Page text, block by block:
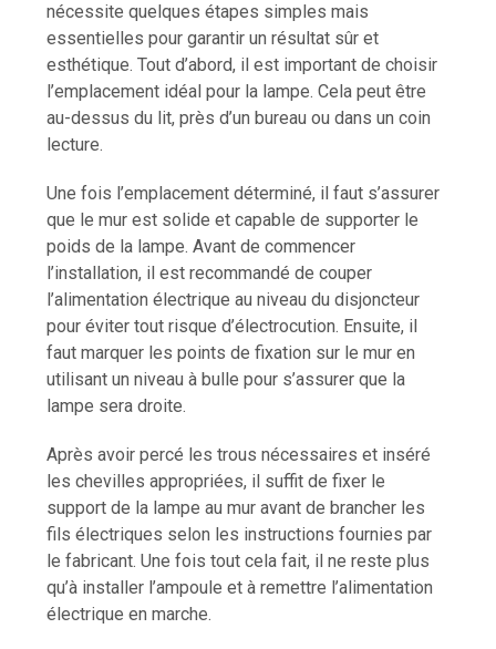
nécessite quelques étapes simples mais
essentielles pour garantir un résultat sûr et
esthétique. Tout d’abord, il est important de choisir
l’emplacement idéal pour la lampe. Cela peut être
au-dessus du lit, près d’un bureau ou dans un coin
lecture.
Une fois l’emplacement déterminé, il faut s’assurer
que le mur est solide et capable de supporter le
poids de la lampe. Avant de commencer
l’installation, il est recommandé de couper
l’alimentation électrique au niveau du disjoncteur
pour éviter tout risque d’électrocution. Ensuite, il
faut marquer les points de fixation sur le mur en
utilisant un niveau à bulle pour s’assurer que la
lampe sera droite.
Après avoir percé les trous nécessaires et inséré
les chevilles appropriées, il suffit de fixer le
support de la lampe au mur avant de brancher les
fils électriques selon les instructions fournies par
le fabricant. Une fois tout cela fait, il ne reste plus
qu’à installer l’ampoule et à remettre l’alimentation
électrique en marche.